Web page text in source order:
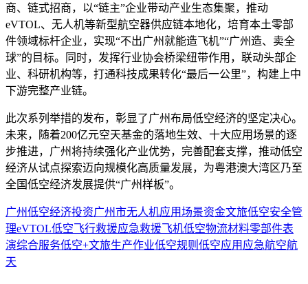
商、链式招商，以“链主”企业带动产业生态集聚，推动
eVTOL、无人机等新型航空器供应链本地化，培育本土零部
件领域标杆企业，实现“不出广州就能造飞机”“广州造、卖全
球”的目标。同时，发挥行业协会桥梁纽带作用，联动头部企
业、科研机构等，打通科技成果转化“最后一公里”，构建上中
下游完整产业链。
此次系列举措的发布，彰显了广州布局低空经济的坚定决心。
未来，随着200亿元空天基金的落地生效、十大应用场景的逐
步推进，广州将持续强化产业优势，完善配套支撑，推动低空
经济从试点探索迈向规模化高质量发展，为粤港澳大湾区乃至
全国低空经济发展提供“广州样板”。
广州低空经济投资广州市无人机应用场景资金文旅低空安全管
理eVTOL低空飞行救援应急救援飞机低空物流材料零部件表
演综合服务低空+文旅生产作业低空规则 低空应用 应急航空航
天